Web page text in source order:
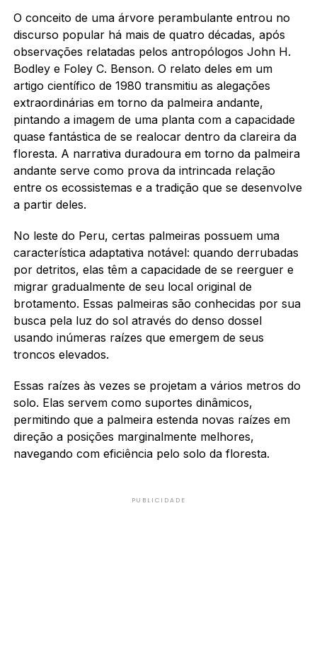
O conceito de uma árvore perambulante entrou no
discurso popular há mais de quatro décadas, após
observações relatadas pelos antropólogos John H.
Bodley e Foley C. Benson. O relato deles em um
artigo científico de 1980 transmitiu as alegações
extraordinárias em torno da palmeira andante,
pintando a imagem de uma planta com a capacidade
quase fantástica de se realocar dentro da clareira da
floresta. A narrativa duradoura em torno da palmeira
andante serve como prova da intrincada relação
entre os ecossistemas e a tradição que se desenvolve
a partir deles.
No leste do Peru, certas palmeiras possuem uma
característica adaptativa notável: quando derrubadas
por detritos, elas têm a capacidade de se reerguer e
migrar gradualmente de seu local original de
brotamento. Essas palmeiras são conhecidas por sua
busca pela luz do sol através do denso dossel
usando inúmeras raízes que emergem de seus
troncos elevados.
Essas raízes às vezes se projetam a vários metros do
solo. Elas servem como suportes dinâmicos,
permitindo que a palmeira estenda novas raízes em
direção a posições marginalmente melhores,
navegando com eficiência pelo solo da floresta.
PUBLICIDADE